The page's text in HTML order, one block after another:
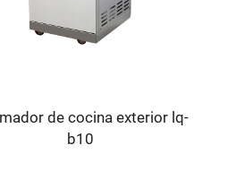
de cocina exterior lq-
b10